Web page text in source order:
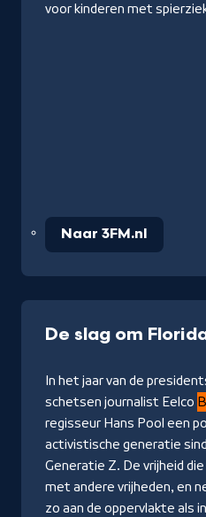
voor kinderen met
Naar 3FM.nl
De slag om
In het jaar van de
schetsen journalist Eelco
regisseur Hans Pool een
activistische generatie
Generatie Z. De vrijheid
met andere vrijheden, en
zo aan de oppervlakte als